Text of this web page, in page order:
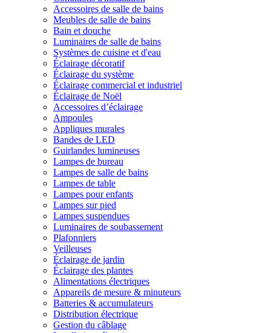
Accessoires de salle de bains
Meubles de salle de bains
Bain et douche
Luminaires de salle de bains
Systèmes de cuisine et d'eau
Éclairage décoratif
Éclairage du système
Éclairage commercial et industriel
Éclairage de Noël
Accessoires d’éclairage
Ampoules
Appliques murales
Bandes de LED
Guirlandes lumineuses
Lampes de bureau
Lampes de salle de bains
Lampes de table
Lampes pour enfants
Lampes sur pied
Lampes suspendues
Luminaires de soubassement
Plafonniers
Veilleuses
Éclairage de jardin
Éclairage des plantes
Alimentations électriques
Appareils de mesure & minuteurs
Batteries & accumulateurs
Distribution électrique
Gestion du câblage